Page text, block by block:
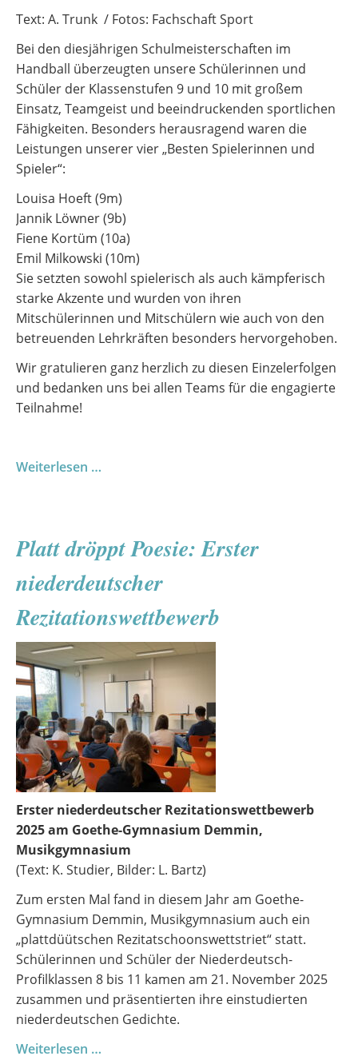
Text: A. Trunk / Fotos: Fachschaft Sport
Bei den diesjährigen Schulmeisterschaften im
Handball überzeugten unsere Schülerinnen und
Schüler der Klassenstufen 9 und 10 mit großem
Einsatz, Teamgeist und beeindruckenden sportlichen
Fähigkeiten. Besonders herausragend waren die
Leistungen unserer vier „Besten Spielerinnen und
Spieler“:
Louisa Hoeft (9m)
Jannik Löwner (9b)
Fiene Kortüm (10a)
Emil Milkowski (10m)
Sie setzten sowohl spielerisch als auch kämpferisch
starke Akzente und wurden von ihren
Mitschülerinnen und Mitschülern wie auch von den
betreuenden Lehrkräften besonders hervorgehoben.
Wir gratulieren ganz herzlich zu diesen Einzelerfolgen
und bedanken uns bei allen Teams für die engagierte
Teilnahme!
Weiterlesen …
-
Schulmeisterschaften
im
Platt dröppt Poesie: Erster
niederdeutscher
Rezitationswettbewerb
Erster niederdeutscher Rezitationswettbewerb
2025 am Goethe-Gymnasium Demmin,
Musikgymnasium
(Text: K. Studier, Bilder: L. Bartz)
Zum ersten Mal fand in diesem Jahr am Goethe-
Gymnasium Demmin, Musikgymnasium auch ein
„plattdüütschen Rezitatschoonswettstriet“ statt.
Schülerinnen und Schüler der Niederdeutsch-
Profilklassen 8 bis 11 kamen am 21. November 2025
zusammen und präsentierten ihre einstudierten
niederdeutschen Gedichte.
Weiterlesen …